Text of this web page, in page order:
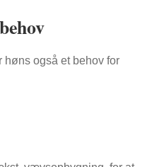
høns også et behov for